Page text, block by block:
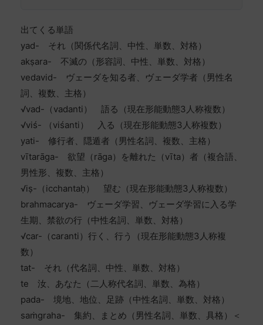
出てくる単語
yad- それ（関係代名詞、中性、単数、対格）
akṣara- 不滅の（形容詞、中性、単数、対格）
vedavid- ヴェーダを知る者、ヴェーダ学者（男性名
詞、複数、主格）
√vad-（vadanti） 語る（現在形能動態3人称複数）
√viś- （viśanti） 入る（現在形能動態3人称複数）
yati- 修行者、隠遁者（男性名詞、複数、主格）
vītarāga- 欲望（rāga）を離れた（vīta）者（複合語、
男性形、複数、主格）
√iṣ-（icchantaḥ） 望む（現在形能動態3人称複数）
brahmacarya- ヴェーダ学習、ヴェーダ学習に入る学
生期、禁欲の行（中性名詞、単数、対格）
√car-（caranti）行く、行う（現在形能動態3人称複
数）
tat- それ（代名詞、中性、単数、対格）
te 汝、あなた（二人称代名詞、単数、為格）
pada- 境地、地位、足跡（中性名詞、単数、対格）
saṁgraha- 集約、まとめ（男性名詞、単数、具格）＜